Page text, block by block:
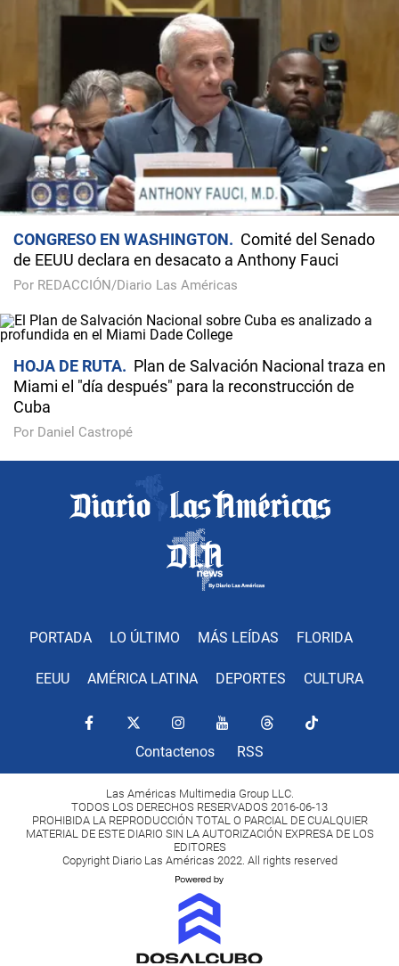
CONGRESO EN WASHINGTON
Comité del Senado
de EEUU declara en desacato a Anthony Fauci
Por REDACCIÓN/Diario Las Américas
HOJA DE RUTA
Plan de Salvación Nacional traza en
Miami el "día después" para la reconstrucción de
Cuba
Por Daniel Castropé
PORTADA LO ÚLTIMO MÁS LEÍDAS FLORIDA
EEUU AMÉRICA LATINA DEPORTES CULTURA
Contactenos RSS
Las Américas Multimedia Group LLC.
TODOS LOS DERECHOS RESERVADOS 2016-06-13
PROHIBIDA LA REPRODUCCIÓN TOTAL O PARCIAL DE CUALQUIER
MATERIAL DE ESTE DIARIO SIN LA AUTORIZACIÓN EXPRESA DE LOS
EDITORES
Copyright Diario Las Américas 2022. All rights reserved